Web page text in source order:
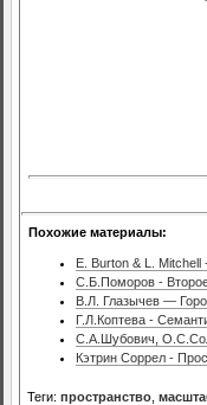
Похожие материалы:
E. Burton & L.
С.Б.Поморов -
В.Л. Глазычев —
Г.Л.Коптева -
С.А.Шубович,
Кэтрин Соррел -
Теги: пространство